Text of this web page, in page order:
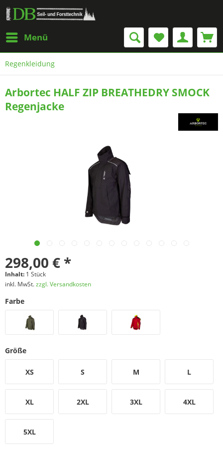
Menü
Regenkleidung
Arbortec HALF ZIP BREATHEDRY SMOCK
Regenjacke
298,00 € *
Inhalt: 1 Stück
inkl. MwSt.zzgl. Versandkosten
Farbe
Größe
XS S M L
XL 2XL 3XL 4XL
5XL